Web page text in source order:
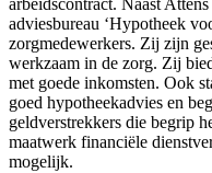
arbeidscontract. Naast
adviesbureau ‘Hypotheek
zorgmedewerkers. Zij zijn
werkzaam in de zorg. Zij
met goede inkomsten. Ook
goed hypotheekadvies en
geldverstrekkers die begrip
maatwerk financiële
mogelijk.